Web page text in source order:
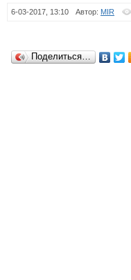
6-03-2017, 13:10 Автор: MIR
Поделиться…